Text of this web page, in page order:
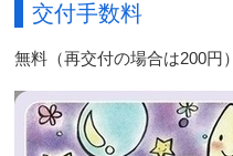
交付手数料
無料（再交付の場合は200円）